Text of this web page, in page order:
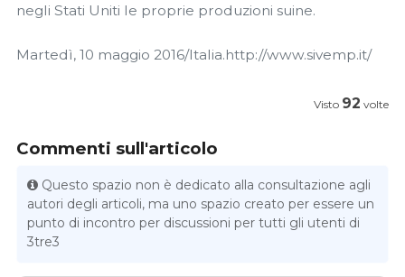
negli Stati Uniti le proprie produzioni suine.
Martedì, 10 maggio 2016/Italia.http://www.sivemp.it/
Visto 92 volte
Commenti sull'articolo
Questo spazio non è dedicato alla consultazione agli
autori degli articoli, ma uno spazio creato per essere un
punto di incontro per discussioni per tutti gli utenti di
3tre3